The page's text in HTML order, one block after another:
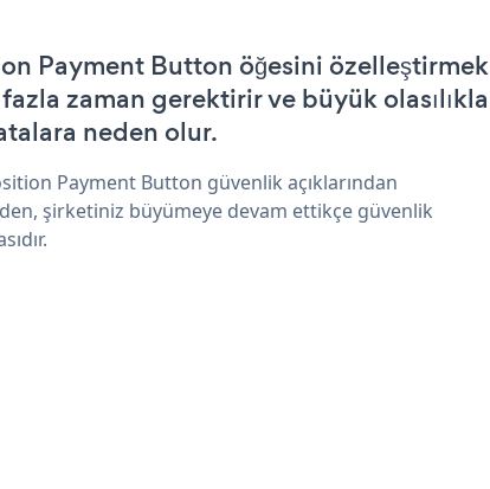
Payment Button öğesini özelleştirmek
zaman gerektirir ve büyük olasılıkla
neden olur.
Payment Button güvenlik açıklarından
şirketiniz büyümeye devam ettikçe güvenlik